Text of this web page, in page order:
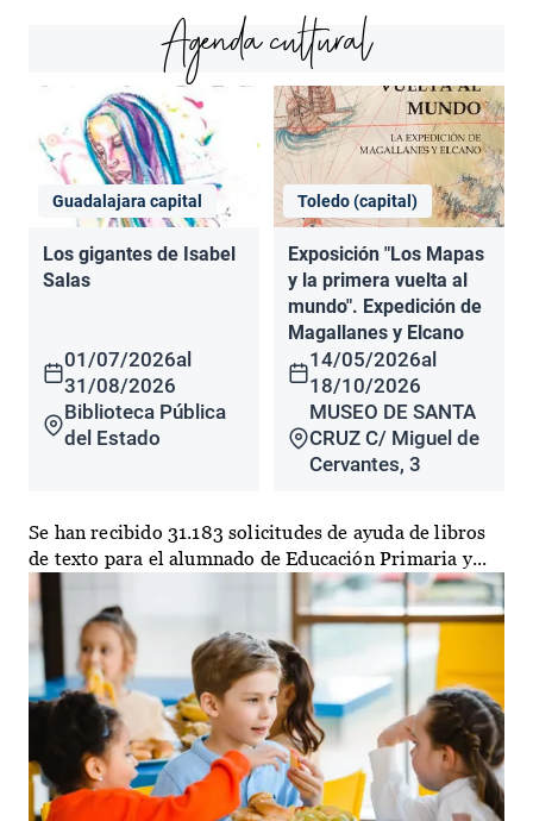
Agenda cultural
Guadalajara capital
Los gigantes de Isabel
Salas
01/07/2026al
31/08/2026
Biblioteca Pública
del Estado
Toledo (capital)
Exposición "Los Mapas
y la primera vuelta al
mundo". Expedición de
Magallanes y Elcano
14/05/2026al
18/10/2026
MUSEO DE SANTA
CRUZ C/ Miguel de
Cervantes, 3
Se han recibido 31.183 solicitudes de ayuda de libros
de texto para el alumnado de Educación Primaria y...